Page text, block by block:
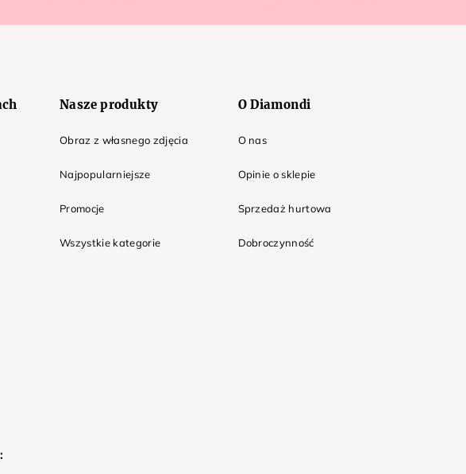
Nasze produkty
Obraz z własnego zdjęcia
Najpopularniejsze
Promocje
Wszystkie kategorie
O Diamondi
O nas
Opinie o sklepie
Sprzedaż hurtowa
Dobroczynność